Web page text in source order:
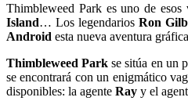
Thimbleweed Park es uno de
Island… Los legendarios Ron
Android esta nueva aventura
Thimbleweed Park se sitúa en un
se encontrará con un enigmático
disponibles: la agente Ray y el